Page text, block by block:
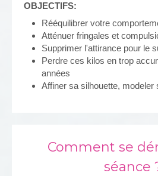
OBJECTIFS:
Rééquilibrer votre
Atténuer fringales et
Supprimer l'attirance pour le
Perdre ces kilos en trop
années
Affiner sa silhouette, modeler
Comment se
séance